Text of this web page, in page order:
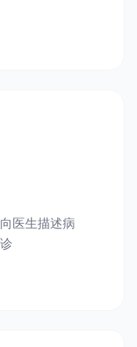
医生描述病